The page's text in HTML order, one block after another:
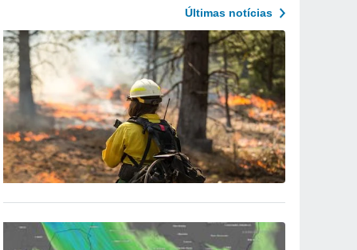
Últimas notícias